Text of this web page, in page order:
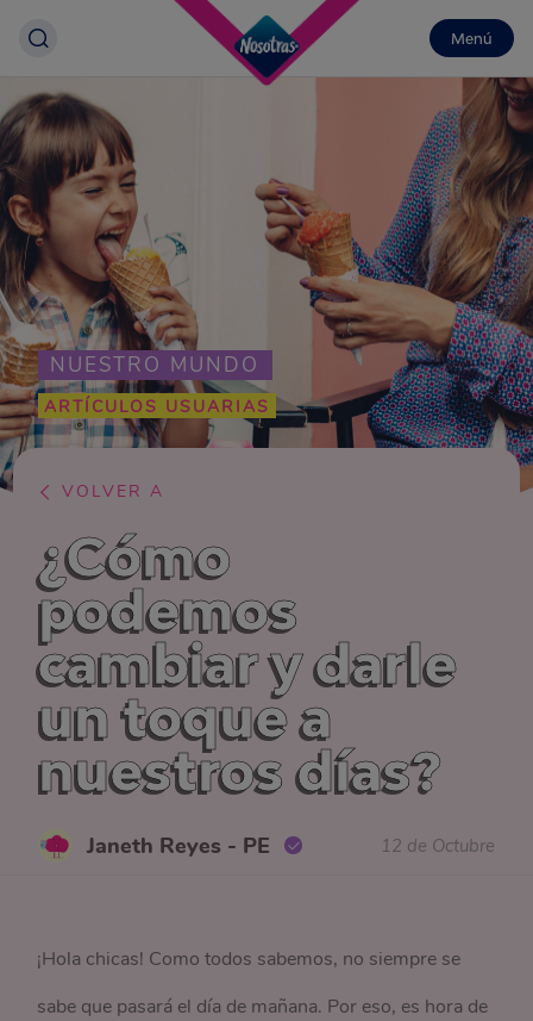
Menú
NUESTRO MUNDO
ARTÍCULOS USUARIAS
VOLVER A
¿Cómo
podemos
cambiar y darle
un toque a
nuestros días?
Janeth Reyes - PE 12 de Octubre
¡Hola chicas! Como todos sabemos, no siempre se
sabe que pasará el día de mañana. Por eso, es hora de